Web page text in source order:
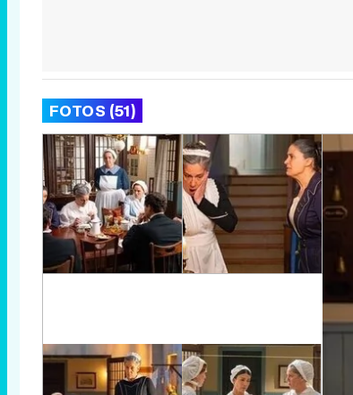
FOTOS (51)